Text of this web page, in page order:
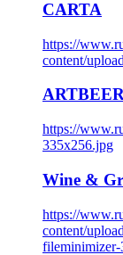
CARTA
https://
content/
https://
335x256.jpg
Wine &
https://
content/